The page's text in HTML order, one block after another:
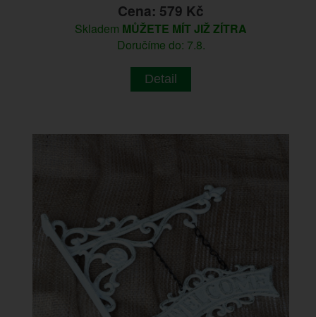
Cena: 579 Kč
Skladem MŮŽETE MÍT JIŽ ZÍTRA
Doručíme do: 7.8.
Detail